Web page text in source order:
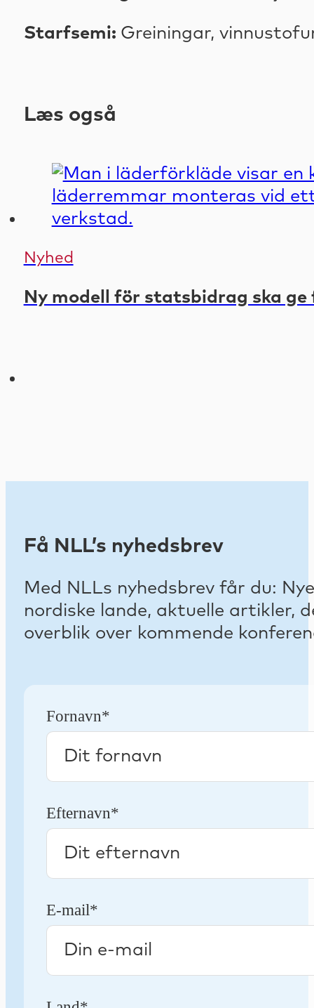
Starfsemi: Greiningar,
Læs også
Nyhed
Ny modell för statsbidrag ska
Få NLL’s nyhedsbrev
Med NLLs nyhedsbrev får du:
nordiske lande, aktuelle
overblik over kommende
Fornavn*
Efternavn*
E-mail*